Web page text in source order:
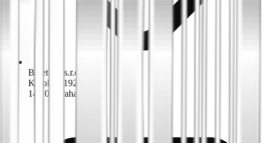
Biketime s.r.o.
K dolům 1924/42
143 00 Praha 4